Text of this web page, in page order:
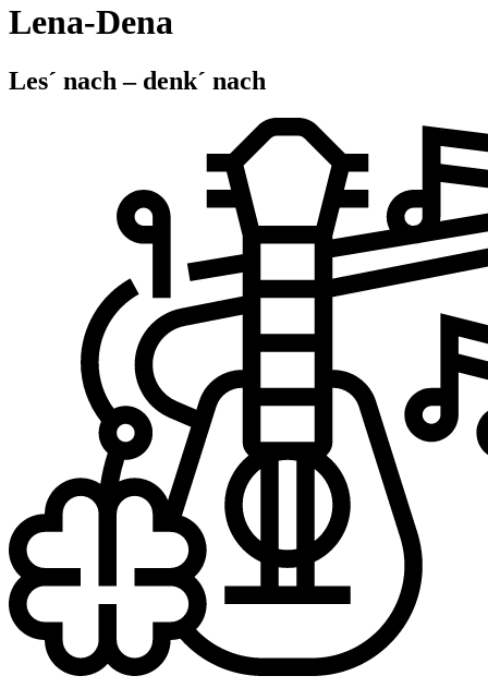
Lena-Dena
Les´ nach – denk´ nach